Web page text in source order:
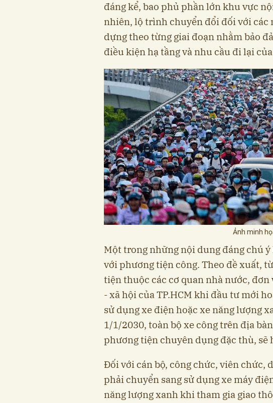
đáng kể, bao phủ phần lớn khu vực
nhiên, lộ trình chuyển đổi đối với
dựng theo từng giai đoạn nhằm bảo
điều kiện hạ tầng và nhu cầu đi lại
Ảnh minh
Một trong những nội dung đáng chú
với phương tiện công. Theo đề xuất,
tiện thuộc các cơ quan nhà nước,
- xã hội của TP.HCM khi đầu tư mới
sử dụng xe điện hoặc xe năng lượng
1/1/2030, toàn bộ xe công trên địa
phương tiện chuyên dụng đặc thù,
Đối với cán bộ, công chức, viên chức,
phải chuyển sang sử dụng xe máy
năng lượng xanh khi tham gia giao